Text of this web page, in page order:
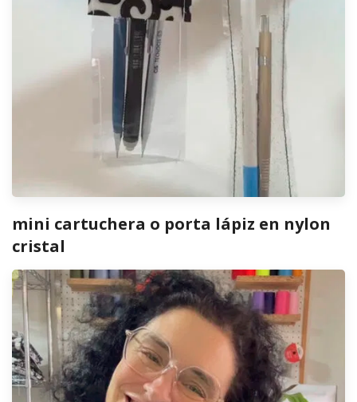
mini cartuchera o porta lápiz en nylon
cristal